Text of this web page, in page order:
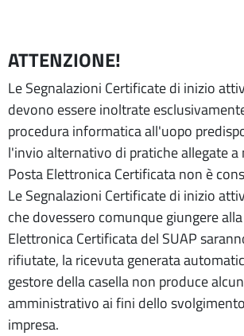
ATTENZIONE!
Le Segnalazioni Certificate di inizio
devono essere inoltrate
procedura informatica all'uopo
l'invio alternativo di pratiche allegate a
Posta Elettronica Certificata non è
Le Segnalazioni Certificate di inizio
che dovessero comunque giungere
Elettronica Certificata del SUAP
rifiutate, la ricevuta generata
gestore della casella non produce
amministrativo ai fini dello
impresa.